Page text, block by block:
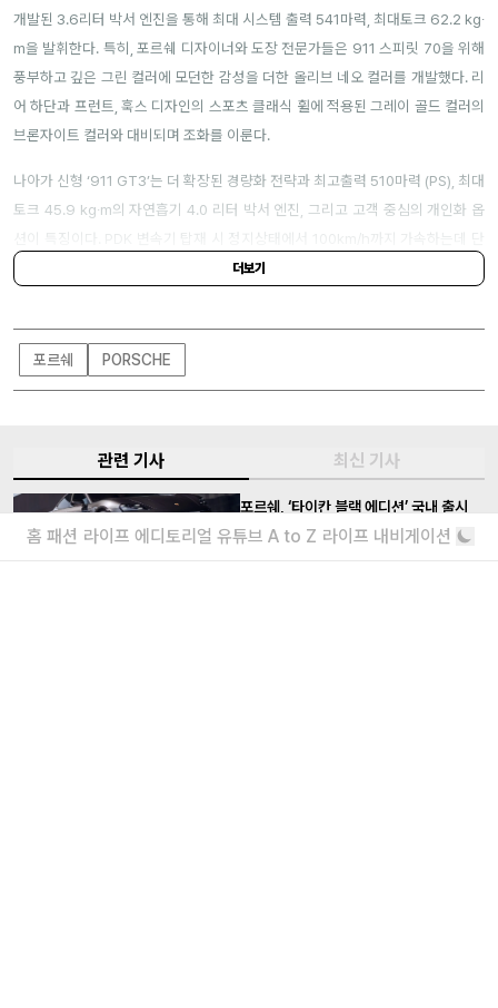
개발된 3.6리터 박서 엔진을 통해 최대 시스템 출력 541마력, 최대토크 62.2 kg∙
m을 발휘한다. 특히, 포르쉐 디자이너와 도장 전문가들은 911 스피릿 70을 위해
풍부하고 깊은 그린 컬러에 모던한 감성을 더한 올리브 네오 컬러를 개발했다. 리
어 하단과 프런트, 훅스 디자인의 스포츠 클래식 휠에 적용된 그레이 골드 컬러의
브론자이트 컬러와 대비되며 조화를 이룬다.
나아가 신형 ‘911 GT3’는 더 확장된 경량화 전략과 최고출력 510마력 (PS), 최대
토크 45.9 kg∙m의 자연흡기 4.0 리터 박서 엔진, 그리고 고객 중심의 개인화 옵
션이 특징이다. PDK 변속기 탑재 시 정지상태에서 100km/h까지 가속하는데 단
3.4초가 소요되며 최고속도는 311km/h다. 이번 행사에서 공개한 911 GT3 투어
자연흡기 엔진을 결합해 최고의 성능을 자랑한다. 이처럼 포르쉐의 헤리티지가
모두 담긴 이번 ‘신형 911 GT3’와 ‘911 GT3 투어링 패키지’의 가격은 모두 2억
더보기
포르쉐 PORSCHE
관련 기사 최신 기사
포르쉐, ‘타이칸 블랙 에디션’ 국내 출시
가격은?
홈 패션 라이프 에디토리얼 유튜브 A to Z 라이프 내비게이션